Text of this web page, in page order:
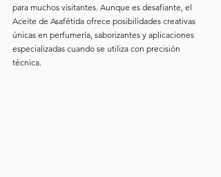
para muchos visitantes. Aunque es desafiante, el
Aceite de Asafétida ofrece posibilidades creativas
únicas en perfumería, saborizantes y aplicaciones
especializadas cuando se utiliza con precisión
técnica.